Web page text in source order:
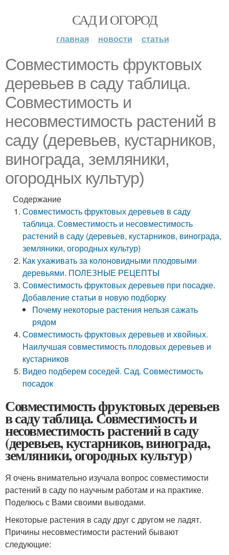
САД И ОГОРОД
главная новости статьи
Совместимость фруктовых
деревьев в саду таблица.
Совместимость и
несовместимость растений в
саду (деревьев, кустарников,
винограда, земляники,
огородных культур)
Содержание
Совместимость фруктовых деревьев в саду
таблица. Совместимость и несовместимость
растений в саду (деревьев, кустарников, винограда,
земляники, огородных культур)
Как ухаживать за колоновидными плодовыми
деревьями. ПОЛЕЗНЫЕ РЕЦЕПТЫ
Совместимость фруктовых деревьев при посадке.
Добавление статьи в новую подборку
Почему некоторые растения нельзя сажать
рядом
Совместимость фруктовых деревьев и хвойных.
Наилучшая совместимость плодовых деревьев и
кустарников
Видео подберем соседей. Сад. Совместимость
посадок
Совместимость фруктовых деревьев
в саду таблица. Совместимость и
несовместимость растений в саду
(деревьев, кустарников, винограда,
земляники, огородных культур)
Я очень внимательно изучала вопрос совместимости
растений в саду по научным работам и на практике.
Поделюсь с Вами своими выводами.
Некоторые растения в саду друг с другом не ладят.
Причины несовместимости растений бывают
следующие: